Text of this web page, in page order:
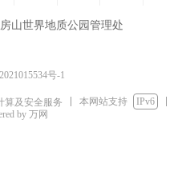
山世界地质公园管理处
号-1
算及安全服务 本网站支持
IPv6
by 万网